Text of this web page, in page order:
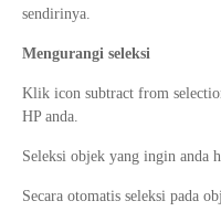
sendirinya.
Mengurangi seleksi
Klik icon subtract from
HP anda.
Seleksi objek yang ingin anda
Secara otomatis seleksi pada